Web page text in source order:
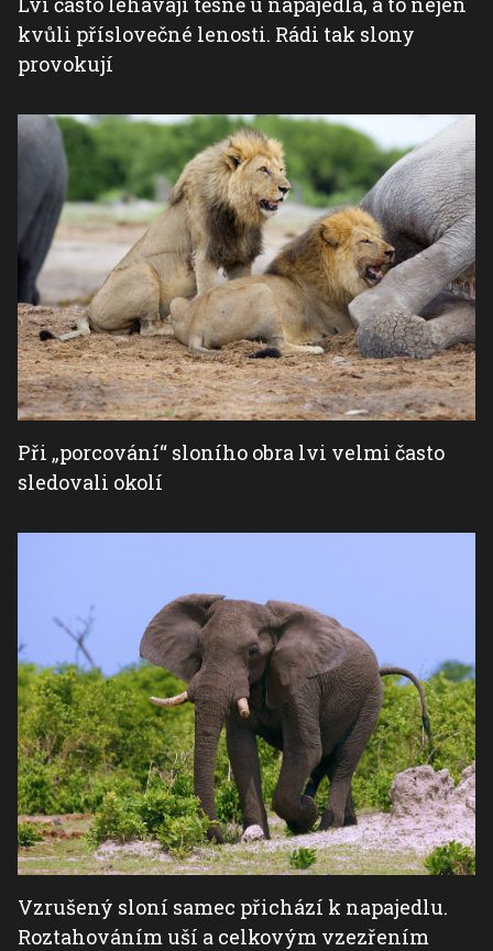
kvůli příslovečné lenosti. Rádi tak slony
provokují
Při „porcování“ sloního obra lvi velmi často
sledovali okolí
Vzrušený sloní samec přichází k napajedlu.
Roztahováním uší a celkovým vzezřením